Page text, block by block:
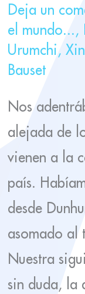
Deja un
el mundo...,
Urumchi,
Bauset
Nos
alejada de
vienen a la
país.
desde
asomado al
Nuestra
sin duda, la